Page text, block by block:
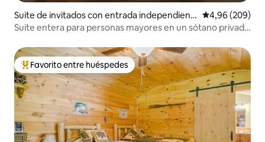
Suite de invitados con entrada independient
e en Kingston
Calificación
4,96 (209)
Suite entera para personas mayores en un sótano privado
Favorito entre los huéspedes más destacados
Favorito entre huéspedes